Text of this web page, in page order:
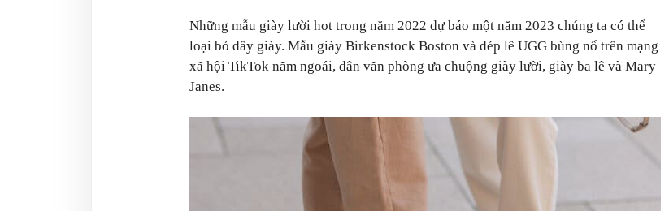
Những mẫu giày lười hot trong năm 2022 dự báo một năm 2023 chúng ta có thể
loại bỏ dây giày. Mẫu giày Birkenstock Boston và dép lê UGG bùng nổ trên mạng
xã hội TikTok năm ngoái, dân văn phòng ưa chuộng giày lười, giày ba lê và Mary
Janes.